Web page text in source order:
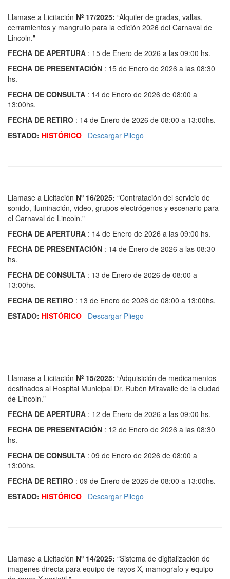
Llamase a Licitación Nº 17/2025: “Alquiler de gradas, vallas,
cerramientos y mangrullo para la edición 2026 del Carnaval de
Lincoln."
FECHA DE APERTURA : 15 de Enero de 2026 a las 09:00 hs.
FECHA DE PRESENTACIÓN : 15 de Enero de 2026 a las 08:30
hs.
FECHA DE CONSULTA : 14 de Enero de 2026 de 08:00 a
13:00hs.
FECHA DE RETIRO : 14 de Enero de 2026 de 08:00 a 13:00hs.
ESTADO: HISTÓRICO Descargar Pliego
Llamase a Licitación Nº 16/2025: “Contratación del servicio de
sonido, iluminación, video, grupos electrógenos y escenario para
el Carnaval de Lincoln."
FECHA DE APERTURA : 14 de Enero de 2026 a las 09:00 hs.
FECHA DE PRESENTACIÓN : 14 de Enero de 2026 a las 08:30
hs.
FECHA DE CONSULTA : 13 de Enero de 2026 de 08:00 a
13:00hs.
FECHA DE RETIRO : 13 de Enero de 2026 de 08:00 a 13:00hs.
ESTADO: HISTÓRICO Descargar Pliego
Llamase a Licitación Nº 15/2025: “Adquisición de medicamentos
destinados al Hospital Municipal Dr. Rubén Miravalle de la ciudad
de Lincoln."
FECHA DE APERTURA : 12 de Enero de 2026 a las 09:00 hs.
FECHA DE PRESENTACIÓN : 12 de Enero de 2026 a las 08:30
hs.
FECHA DE CONSULTA : 09 de Enero de 2026 de 08:00 a
13:00hs.
FECHA DE RETIRO : 09 de Enero de 2026 de 08:00 a 13:00hs.
ESTADO: HISTÓRICO Descargar Pliego
Llamase a Licitación Nº 14/2025: “Sistema de digitalización de
imagenes directa para equipo de rayos X, mamografo y equipo